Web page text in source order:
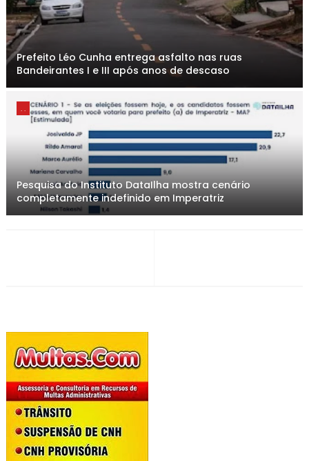
Prefeito Léo Cunha entrega asfalto nas ruas
Bandeirantes I e III após anos de descaso
. .
Pesquisa do Instituto DataIlha mostra cenário
completamente indefinido em Imperatriz